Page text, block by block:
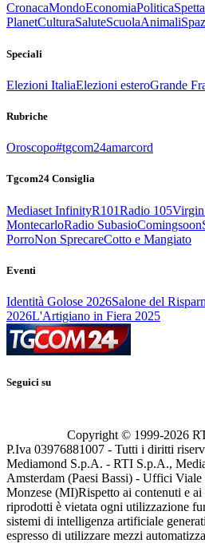
CronacaMondoEconomiaPolitica
PlanetCulturaSaluteScuolaAnimali
Speciali
Elezioni ItaliaElezioni esteroGrande
Rubriche
Oroscopo#tgcom24amarcord
Tgcom24 Consiglia
Mediaset InfinityR101Radio 105
MontecarloRadio SubasioComingsoon
PorroNon SprecareCotto e Mangiato
Eventi
Identità Golose 2026Salone del
2026L'Artigiano in Fiera 2025
Seguici su
Copyright © 1999-2026
P.Iva 03976881007 - Tutti i diritti
Mediamond S.p.A. - RTI S.p.A.,
Amsterdam (Paesi Bassi) - Uffici
Monzese (MI)Rispetto ai contenuti e
riprodotti è vietata ogni utilizzazione
sistemi di intelligenza artificiale
espresso di utilizzare mezzi